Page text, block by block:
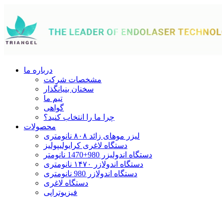
درباره ما
مشخصات شرکت
سخنان بنیانگذار
تیم ما
گواهی
چرا ما را انتخاب کنید؟
محصولات
لیزر موهای زائد ۸۰۸ نانومتری
دستگاه لاغری کرایولیپولیز
دستگاه اندولیزر 980+1470 نانومتر
دستگاه اندولازر ۱۴۷۰ نانومتری
دستگاه اندولازر 980 نانومتری
دستگاه لاغری
فیزیوتراپی